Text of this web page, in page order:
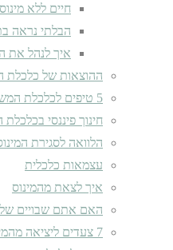
חיים ללא מינוס
הבלתי נראה
איך לנהל את
ההוצאות של כלכלת
5 טיפים לכלכלת המשפחה
חינוך פיננסי
הלוואה לסגירת
עצמאות כלכלית
איך לצאת מהמינוס
האם אתם שבויים של
7 צעדים ליציאה מהמינוס וניהול פיננסי חכם לזוגות נשואים